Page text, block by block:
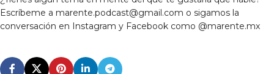
Escríbeme a marente.podcast@gmail.com o sigamos la
conversación en Instagram y Facebook como @marente.mx